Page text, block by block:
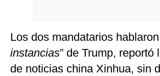
Los dos mandatarios hablaron
instancias” de Trump, reportó
de noticias china Xinhua, sin